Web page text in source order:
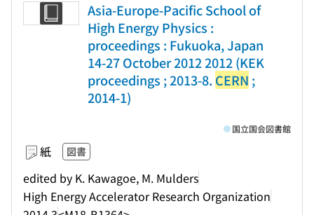
Asia-Europe-Pacific School of
High Energy Physics :
proceedings : Fukuoka, Japan
14-27 October 2012 2012 (KEK
proceedings ; 2013-8. CERN ;
2014-1)
紙 図書
edited by K. Kawagoe, M. Mulders
High Energy Accelerator Research Organization
国立国会図書館